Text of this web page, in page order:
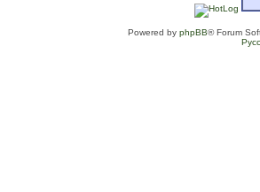
Powered by phpBB® Forum